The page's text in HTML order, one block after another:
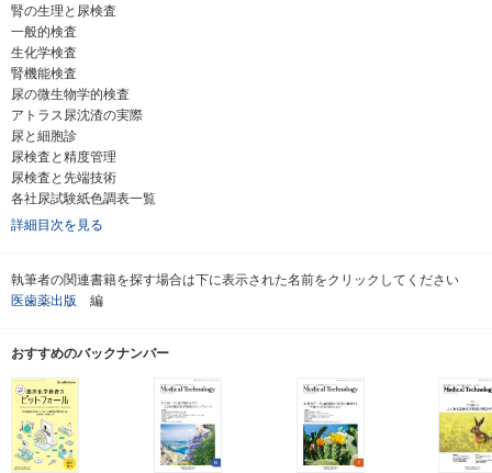
腎の生理と尿検査
一般的検査
生化学検査
腎機能検査
尿の微生物学的検査
アトラス尿沈渣の実際
尿と細胞診
尿検査と精度管理
尿検査と先端技術
各社尿試験紙色調表一覧
詳細目次を見る
執筆者の関連書籍を探す場合は下に表示された名前をクリックしてください
医歯薬出版 編
おすすめのバックナンバー